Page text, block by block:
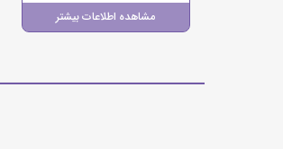
مشاهده اطلاعات بیشتر